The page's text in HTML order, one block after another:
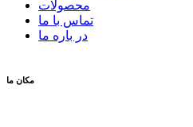
محصولات
تماس با ما
در باره ما
مکان ما